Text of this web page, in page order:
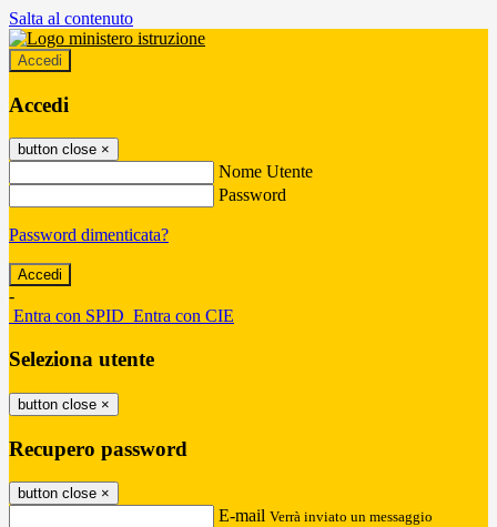
Salta al contenuto
Accedi
Accedi
button close ×
Nome Utente
Password
Password dimenticata?
-
Entra con SPID Entra con CIE
Seleziona utente
button close ×
Recupero password
button close ×
E-mail Verrà inviato un messaggio